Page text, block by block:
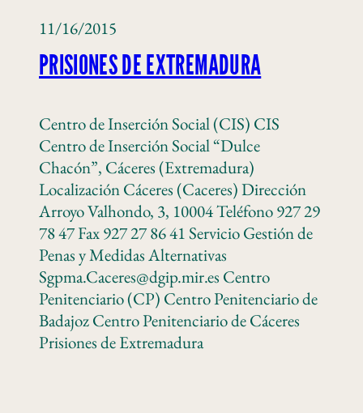
11/16/2015
PRISIONES DE EXTREMADURA
Centro de Inserción Social (CIS) CIS
Centro de Inserción Social “Dulce
Chacón”, Cáceres (Extremadura)
Localización Cáceres (Caceres) Dirección
Arroyo Valhondo, 3, 10004 Teléfono 927 29
78 47 Fax 927 27 86 41 Servicio Gestión de
Penas y Medidas Alternativas
Sgpma.Caceres@dgip.mir.es Centro
Penitenciario (CP) Centro Penitenciario de
Badajoz Centro Penitenciario de Cáceres
Prisiones de Extremadura